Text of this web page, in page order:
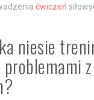
ćwiczeń
niesie
z